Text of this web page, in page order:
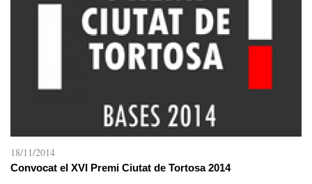
18/11/2014
Convocat el XVI Premi Ciutat de Tortosa 2014